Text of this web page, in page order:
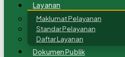
Layanan
Maklumat Pelayanan
Standar Pelayanan
Daftar Layanan
Dokumen Publik